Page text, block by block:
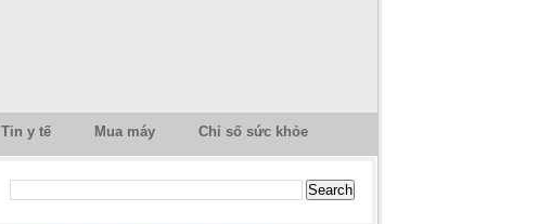
Tin y tế Mua máy Chỉ số sức khỏe